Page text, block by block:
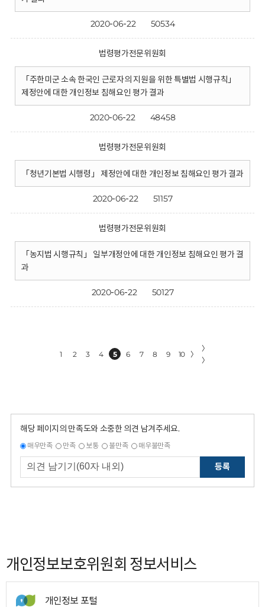
2020-06-22 50534
법령평가전문위원회
「주한미군 소속 한국인 근로자의 지원을 위한 특별법 시행규칙」
제정안에 대한 개인정보 침해요인 평가 결과
2020-06-22 48458
법령평가전문위원회
「청년기본법 시행령」 제정안에 대한 개인정보 침해요인 평가 결과
2020-06-22 51157
법령평가전문위원회
「농지법 시행규칙」 일부개정안에 대한 개인정보 침해요인 평가 결
과
2020-06-22 50127
1 2 3 4 5 6 7 8 9 10 〉
〉
〉
해당 페이지의 만족도와 소중한 의견 남겨주세요.
매우만족 만족 보통 불만족 매우불만족
등록
개인정보보호위원회 정보서비스
개인정보 포털